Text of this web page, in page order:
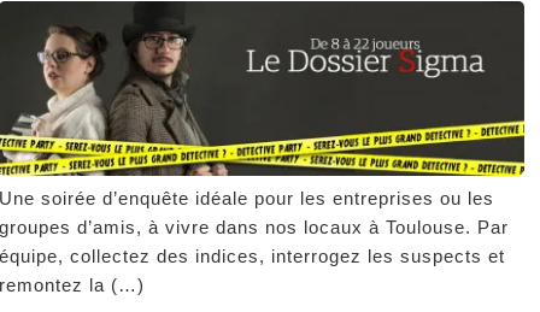
soirée d’enquête idéale pour les entreprises ou les
d’amis, à vivre dans nos locaux à Toulouse. Par
collectez des indices, interrogez les suspects et
la (…)